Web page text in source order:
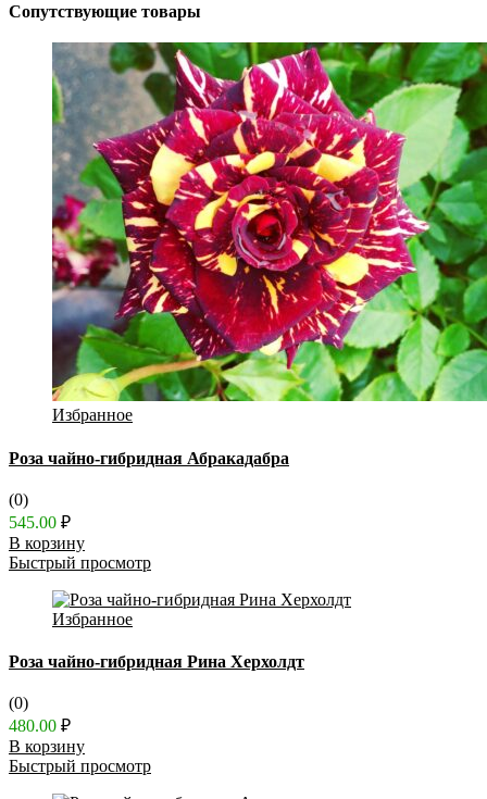
Сопутствующие товары
Избранное
Роза чайно-гибридная Абракадабра
(0)
545.00 ₽
В корзину
Быстрый просмотр
Избранное
Роза чайно-гибридная Рина Херхолдт
(0)
480.00 ₽
В корзину
Быстрый просмотр